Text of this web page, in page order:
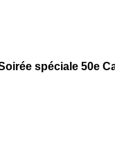
spéciale 50e